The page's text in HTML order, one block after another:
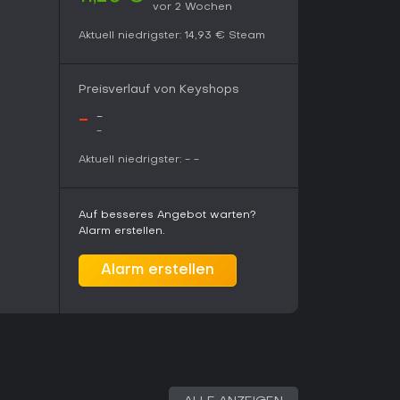
Ghost Survivors-Modus enthält mehrere kurze
sowie Nachschubstationen.
der die Einwohner von Raccoon City
der RE Engine verstärken die beklemmende
zu verändern. Spieler, die methodischen
Remake durch Ressourcenknappheit und
der Serie oder ähnlicher Titel wie die
vor 2 Wochen
Aktuell niedrigster: 14,93 € Steam
Preisverlauf von Keyshops
- -
-
Aktuell niedrigster: - -
Auf besseres Angebot warten?
Alarm erstellen.
Alarm erstellen